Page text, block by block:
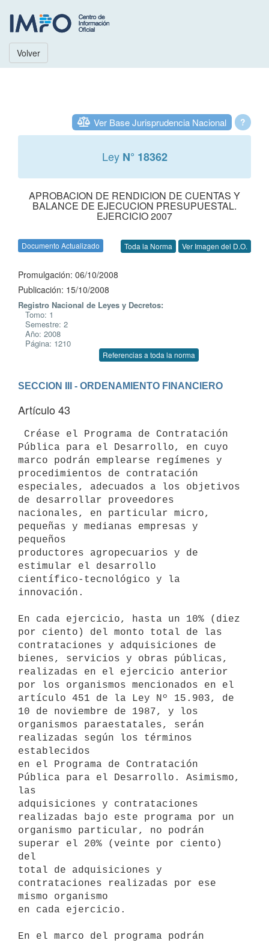
Volver
?
Ver Base Jurisprudencia Nacional
Ley N° 18362
APROBACION DE RENDICION DE CUENTAS Y
BALANCE DE EJECUCION PRESUPUESTAL.
EJERCICIO 2007
Documento Actualizado Toda la Norma Ver Imagen del D.O.
Promulgación: 06/10/2008
Publicación: 15/10/2008
Registro Nacional de Leyes y Decretos:
Tomo: 1
Semestre: 2
Año: 2008
Página: 1210
Referencias a toda la norma
SECCION III - ORDENAMIENTO FINANCIERO
Artículo 43
Pública para el Desarrollo, en cuyo
marco podrán emplearse regímenes y
procedimientos de contratación
especiales, adecuados a los objetivos
de desarrollar proveedores
nacionales, en particular micro,
pequeñas y medianas empresas y
pequeños
productores agropecuarios y de
estimular el desarrollo
científico-tecnológico y la
innovación.
En cada ejercicio, hasta un 10% (diez
por ciento) del monto total de las
contrataciones y adquisiciones de
bienes, servicios y obras públicas,
realizadas en el ejercicio anterior
por los organismos mencionados en el
artículo 451 de la Ley Nº 15.903, de
10 de noviembre de 1987, y los
organismos paraestatales, serán
realizadas según los términos
establecidos
en el Programa de Contratación
Pública para el Desarrollo. Asimismo,
las
adquisiciones y contrataciones
realizadas bajo este programa por un
organismo particular, no podrán
superar el 20% (veinte por ciento)
del
total de adquisiciones y
contrataciones realizadas por ese
mismo organismo
en cada ejercicio.
En el marco del programa podrán